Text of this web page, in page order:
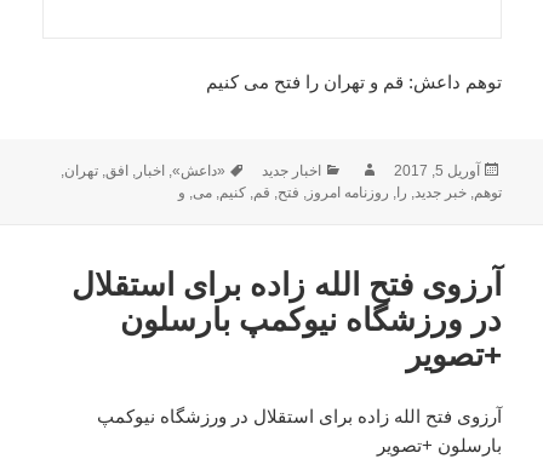
توهم داعش: قم و تهران را فتح می کنیم
ارسال
شده
آوریل 5, 2017 نویسندهدسته‌ها
اخبار جدید برچسب‌ها
«داعش», اخبار, افق,تهران,
توهم,خبر جدید, را, روزنامه امروز, فتح, قم,کنیم,می, و
آرزوی فتح الله زاده برای استقلال
در ورزشگاه نیوکمپ بارسلون
+تصویر
آرزوی فتح الله زاده برای استقلال در ورزشگاه نیوکمپ
بارسلون +تصویر